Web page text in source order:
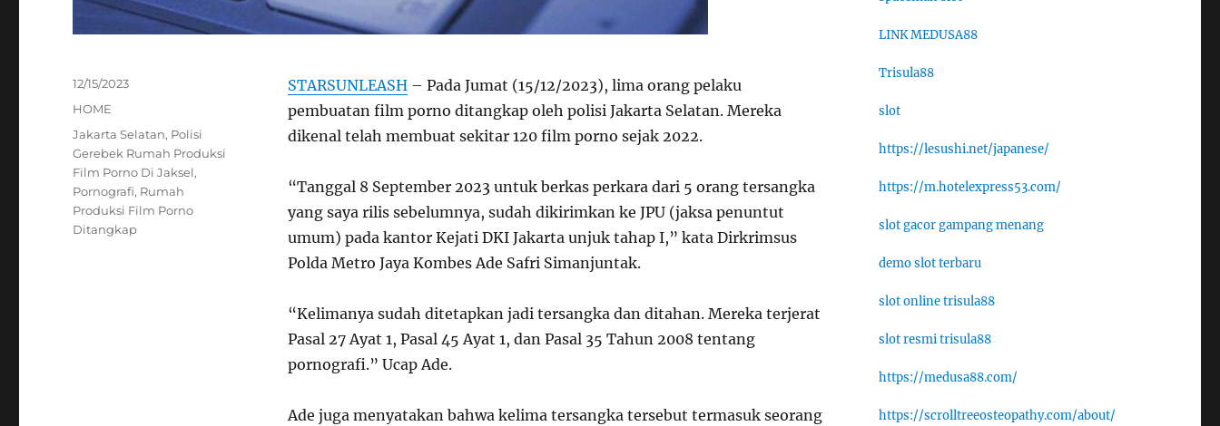
STARSUNLEASH– Pada Jumat (15/12/2023), lima orang pelaku
pembuatan film porno ditangkap oleh polisi Jakarta Selatan. Mereka
dikenal telah membuat sekitar 120 film porno sejak 2022.
“Tanggal 8 September 2023 untuk berkas perkara dari 5 orang tersangka
yang saya rilis sebelumnya, sudah dikirimkan ke JPU (jaksa penuntut
umum) pada kantor Kejati DKI Jakarta unjuk tahap I,” kata Dirkrimsus
Polda Metro Jaya Kombes Ade Safri Simanjuntak.
“Kelimanya sudah ditetapkan jadi tersangka dan ditahan. Mereka terjerat
Pasal 27 Ayat 1, Pasal 45 Ayat 1, dan Pasal 35 Tahun 2008 tentang
pornografi.” Ucap Ade.
Ade juga menyatakan bahwa kelima tersangka tersebut termasuk seorang
Posted
on
12/15/2023
Categories
HOME
Tags
Jakarta Selatan, Polisi
Gerebek Rumah Produksi
Film Porno Di Jaksel,
Pornografi, Rumah
Produksi Film Porno
Ditangkap
LINK MEDUSA88
Trisula88
slot
https://lesushi.net/japanese/
https://m.hotelexpress53.com/
slot gacor gampang menang
demo slot terbaru
slot online trisula88
slot resmi trisula88
https://medusa88.com/
https://scrolltreeosteopathy.com/about/